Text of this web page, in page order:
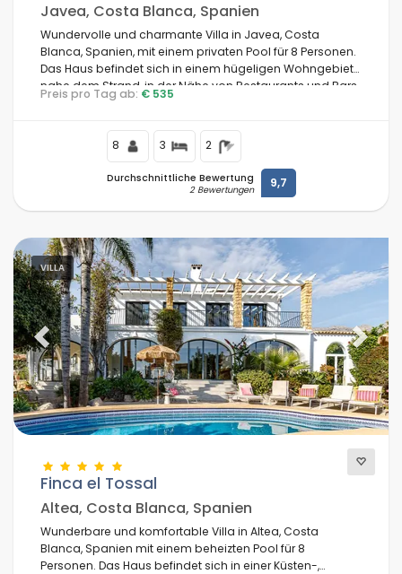
Javea, Costa Blanca, Spanien
Wundervolle und charmante Villa in Javea, Costa
Blanca, Spanien, mit einem privaten Pool für 8 Personen.
Das Haus befindet sich in einem hügeligen Wohngebiet
nahe dem Strand, in der Nähe von Restaurants und Bars,
und nur 500 m vom La Barraca Strand entfernt.
Preis pro Tag ab: € 535
8 3 2
Durchschnittliche Bewertung
2 Bewertungen 9,7
VILLA
Previous Next
Finca el Tossal
Altea, Costa Blanca, Spanien
Wunderbare und komfortable Villa in Altea, Costa
Blanca, Spanien mit einem beheizten Pool für 8
Personen. Das Haus befindet sich in einer Küsten-,